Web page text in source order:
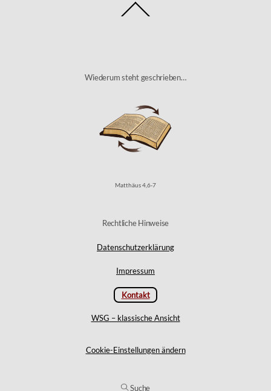
To
Wiederum steht geschrieben…
Matthäus 4,6-7
Rechtliche Hinweise
Datenschutzerklärung
Impressum
Kontakt
WSG – klassische Ansicht
Cookie-Einstellungen ändern
Suche